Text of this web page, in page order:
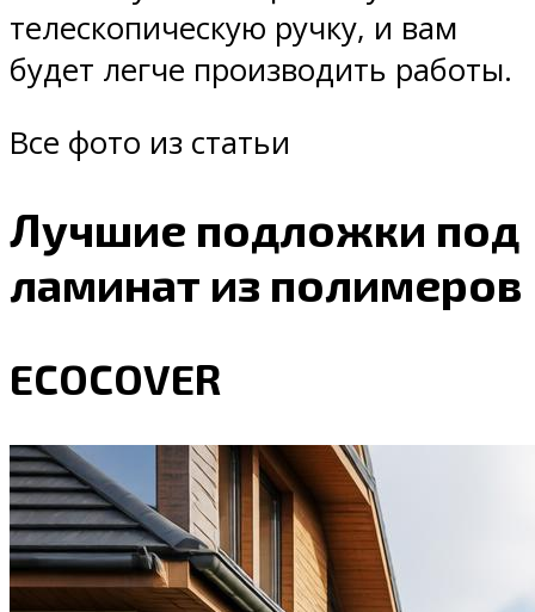
телескопическую ручку, и вам
будет легче производить работы.
Все фото из статьи
Лучшие подложки под
ламинат из полимеров
ECOCOVER